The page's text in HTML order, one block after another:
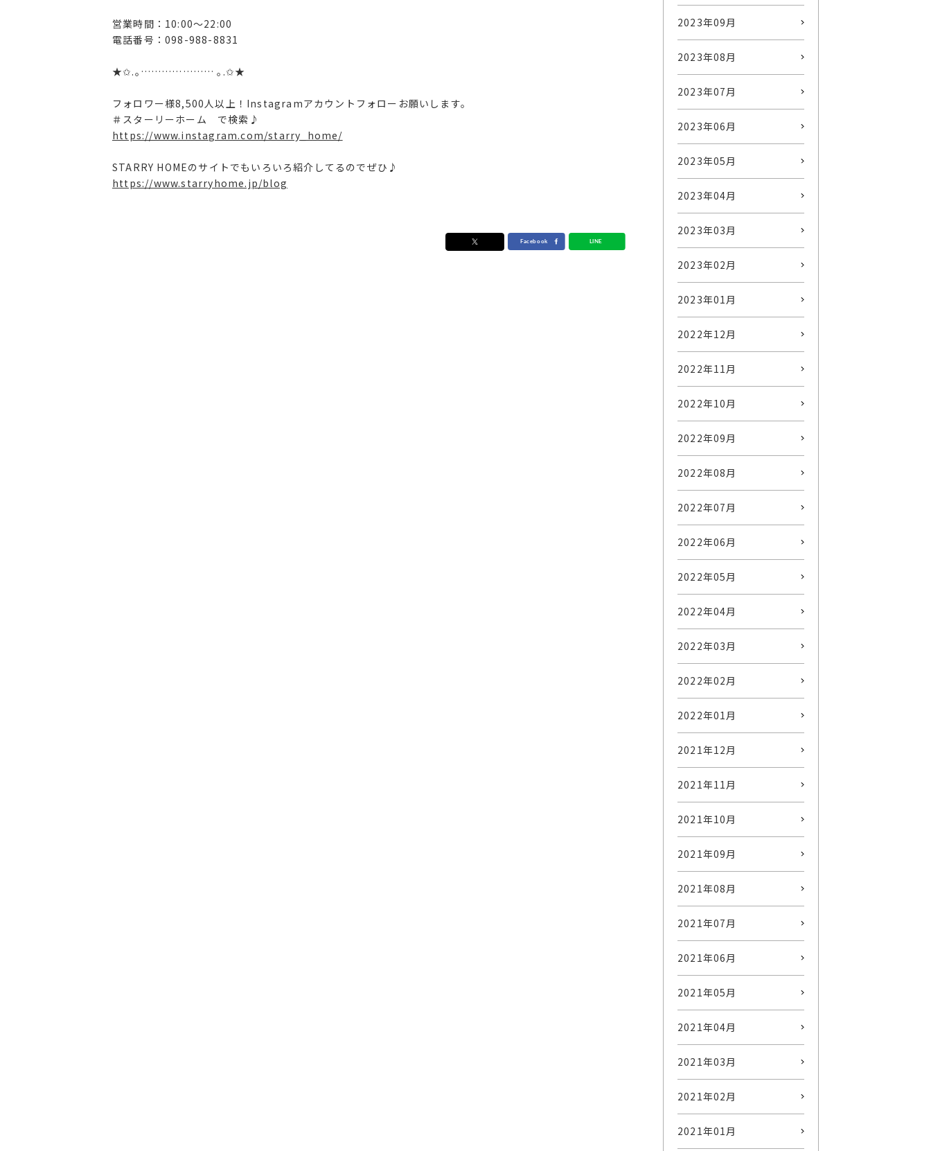
営業時間：10:00〜22:00
電話番号：098-988-8831
★✩.｡………………… ｡.✩★
フォロワー様8,500人以上！Instagramアカウントフォローお願いします。
＃スターリーホーム で検索♪
https://www.instagram.com/starry_home/
STARRY HOMEのサイトでもいろいろ紹介してるのでぜひ♪
https://www.starryhome.jp/blog
2023年09月
2023年08月
2023年07月
2023年06月
2023年05月
2023年04月
2023年03月
2023年02月
2023年01月
2022年12月
2022年11月
2022年10月
2022年09月
2022年08月
2022年07月
2022年06月
2022年05月
2022年04月
2022年03月
2022年02月
2022年01月
2021年12月
2021年11月
2021年10月
2021年09月
2021年08月
2021年07月
2021年06月
2021年05月
2021年04月
2021年03月
2021年02月
2021年01月